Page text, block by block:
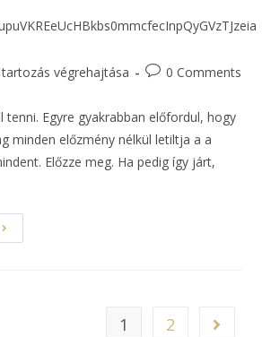
tartozás végrehajtása 0 Comments
tenni. Egyre gyakrabban előfordul, hogy
minden előzmény nélkül letiltja a a
Előzze meg. Ha pedig így járt,
1 2